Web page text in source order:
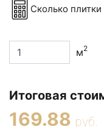
Сколько
м2
Итоговая
169.88 руб.